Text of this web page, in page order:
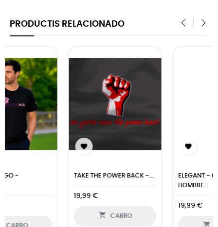
PRODUCTIS RELACIONADO

ELEGANT - CAMISETA
BICINEON - CAMISETA